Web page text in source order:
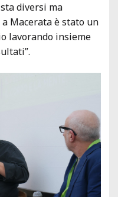
diversi ma
Macerata è stato un
lavorando insieme